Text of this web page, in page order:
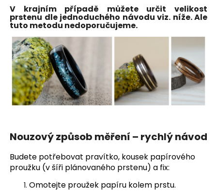
V krajním případě můžete určit velikost
prstenu dle jednoduchého návodu viz. níže. Ale
tuto metodu nedoporučujeme.
Nouzový způsob měření – rychlý návod
Budete potřebovat pravítko, kousek papírového
proužku (v šíři plánovaného prstenu) a fix:
Omotejte proužek papíru kolem prstu.
r
u
č
u
j
e
m
e